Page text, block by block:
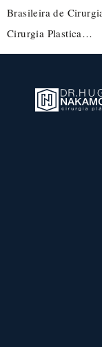
Brasileira de
Cirurgia Plastica…